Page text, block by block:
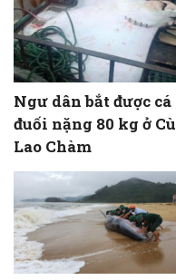
Ngư dân bắt được cá
đuối nặng 80 kg ở Cù
Lao Chàm